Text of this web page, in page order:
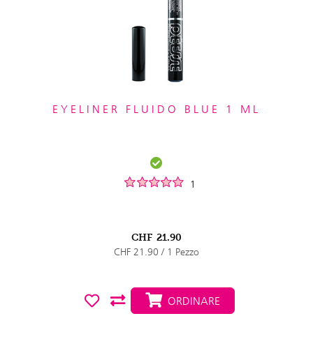
EYELINER FLUIDO BLUE 1 ML
1
CHF 21.90
CHF 21.90 / 1 Pezzo
ORDINARE